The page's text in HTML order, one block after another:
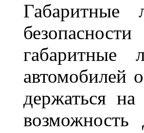
габаритные
автомобилей
держаться на
возможность